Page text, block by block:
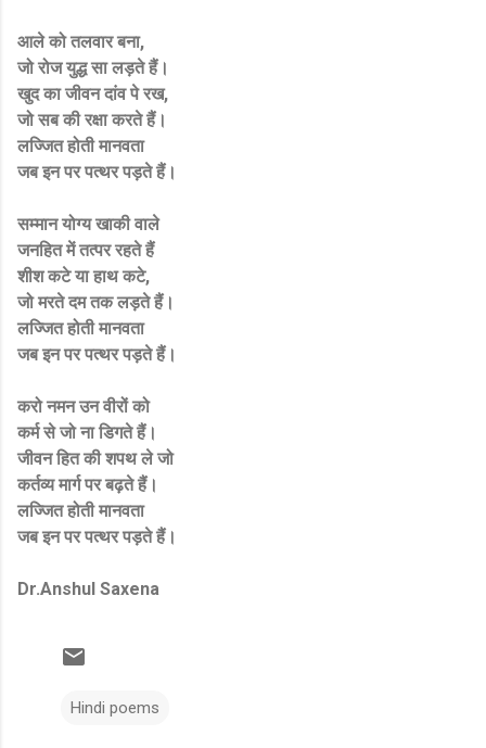
आले को तलवार बना,
जो रोज युद्ध सा लड़ते हैं।
खुद का जीवन दांव पे रख,
जो सब की रक्षा करते हैं।
लज्जित होती मानवता
जब इन पर पत्थर पड़ते हैं।
सम्मान योग्य खाकी वाले
जनहित में तत्पर रहते हैं
शीश कटे या हाथ कटे,
जो मरते दम तक लड़ते हैं।
लज्जित होती मानवता
जब इन पर पत्थर पड़ते हैं।
करो नमन उन वीरों को
कर्म से जो ना डिगते हैं।
जीवन हित की शपथ ले जो
कर्तव्य मार्ग पर बढ़ते हैं।
लज्जित होती मानवता
जब इन पर पत्थर पड़ते हैं।
Dr.Anshul Saxena
Hindi poems